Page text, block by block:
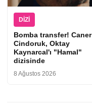
DIZI
Bomba transfer! Caner
Cindoruk, Oktay
Kaynarcal'ı "Hamal"
dizisinde
8 Ağustos 2026